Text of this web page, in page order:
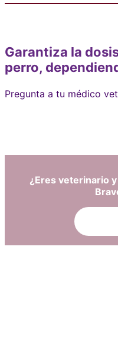
Garantiza la
perro,
Pregunta a tu médico
¿Eres veterinario